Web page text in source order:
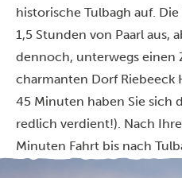
historische Tulbagh auf.
1,5 Stunden von Paarl aus,
dennoch, unterwegs einen
charmanten Dorf Riebeeck
45 Minuten haben Sie sich
redlich verdient!). Nach
Minuten Fahrt bis nach